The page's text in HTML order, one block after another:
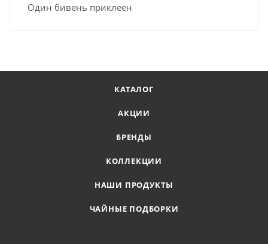
Один бивень приклеен
КАТАЛОГ
АКЦИИ
БРЕНДЫ
КОЛЛЕКЦИИ
НАШИ ПРОДУКТЫ
ЧАЙНЫЕ ПОДБОРКИ